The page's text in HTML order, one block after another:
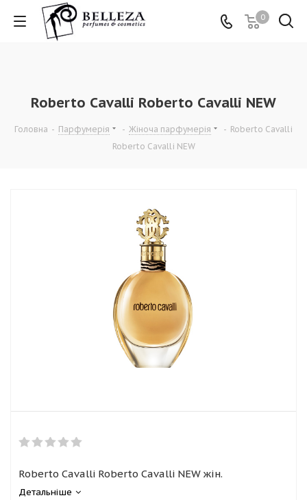
0
Roberto Cavalli Roberto Cavalli NEW
Головна - Парфумерія - Жіноча парфумерія - Roberto Cavalli
Roberto Cavalli NEW
Roberto Cavalli Roberto Cavalli NEW жін.
Детальніше